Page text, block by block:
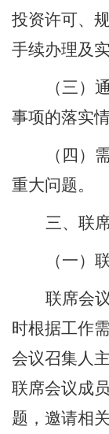
投资许可、
手续办理及
（三）
事项的落实情
（四）
重大问题。
三、联
（一）
联席会
时根据工作
会议召集人
联席会议成
题，邀请相